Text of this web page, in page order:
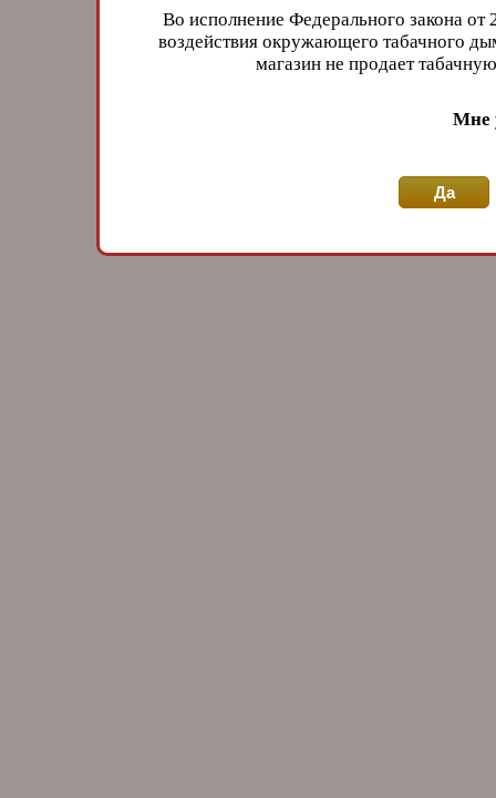
Во исполнение Федерального закона
воздействия окружающего табачного
магазин не продает
Мне
Да